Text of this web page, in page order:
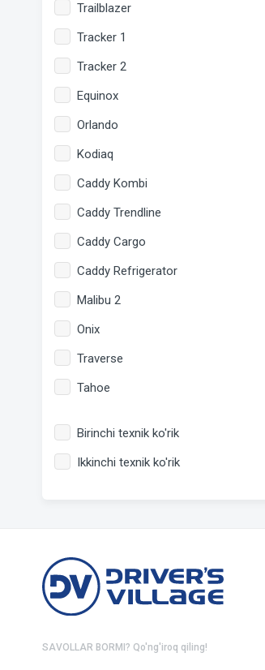
Trailblazer
Tracker 1
Tracker 2
Equinox
Orlando
Kodiaq
Caddy Kombi
Caddy Trendline
Caddy Cargo
Caddy Refrigerator
Malibu 2
Onix
Traverse
Tahoe
Birinchi texnik ko'rik
Ikkinchi texnik ko'rik
SAVOLLAR BORMI? Qo'ng'iroq qiling!